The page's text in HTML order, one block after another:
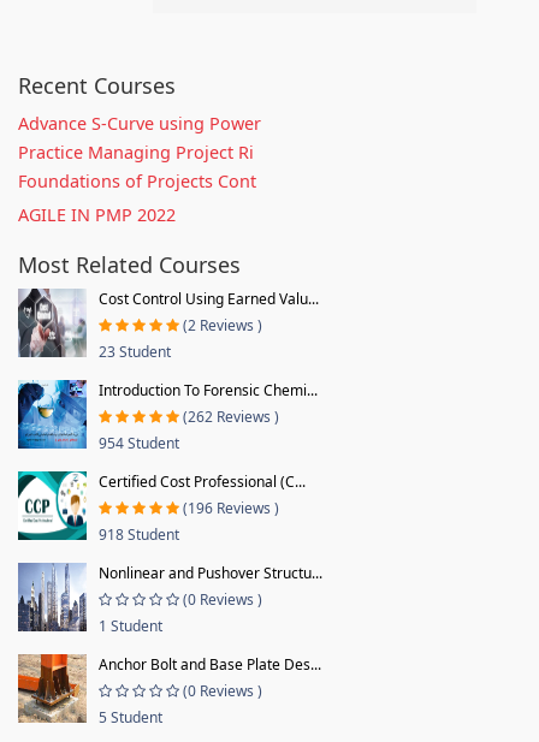
Recent Courses
Advance S-Curve using Power
Practice Managing Project Ri
Foundations of Projects Cont
AGILE IN PMP 2022
Most Related Courses
Cost Control Using Earned Valu...
(2 Reviews )
23 Student
Introduction To Forensic Chemi...
(262 Reviews )
954 Student
Certified Cost Professional (C...
(196 Reviews )
918 Student
Nonlinear and Pushover Structu...
(0 Reviews )
1 Student
Anchor Bolt and Base Plate Des...
(0 Reviews )
5 Student